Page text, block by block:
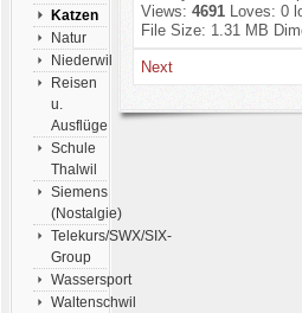
Katzen
Natur
Niederwil
Reisen
u.
Ausflüge
Schule
Thalwil
Siemens
(Nostalgie)
Telekurs/SWX/SIX-
Group
Wassersport
Waltenschwil
Views:4691 Loves:0
File Size: 1.31 MB
Next